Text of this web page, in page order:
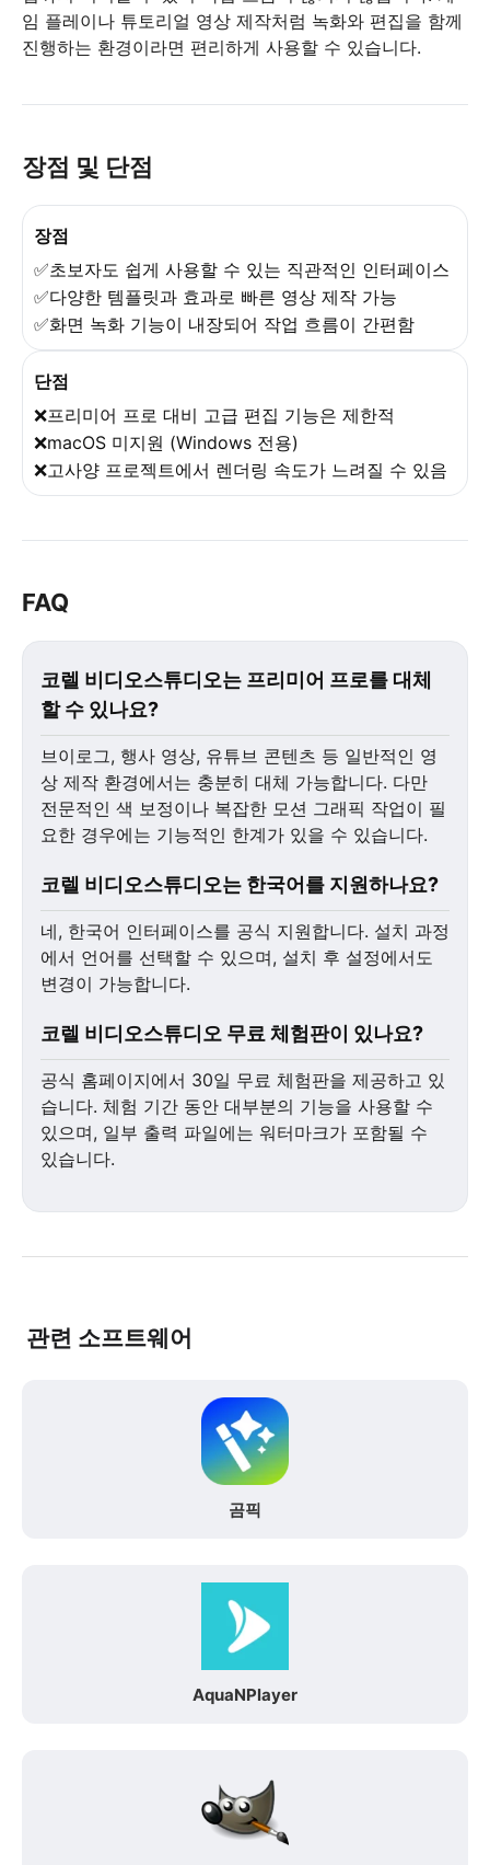
임 플레이나 튜토리얼 영상 제작처럼 녹화와 편집을 함께
진행하는 환경이라면 편리하게 사용할 수 있습니다.
장점 및 단점
장점
✅초보자도 쉽게 사용할 수 있는 직관적인 인터페이스
✅다양한 템플릿과 효과로 빠른 영상 제작 가능
✅화면 녹화 기능이 내장되어 작업 흐름이 간편함
단점
❌프리미어 프로 대비 고급 편집 기능은 제한적
❌macOS 미지원 (Windows 전용)
❌고사양 프로젝트에서 렌더링 속도가 느려질 수 있음
FAQ
코렐 비디오스튜디오는 프리미어 프로를 대체
할 수 있나요?
브이로그, 행사 영상, 유튜브 콘텐츠 등 일반적인 영
상 제작 환경에서는 충분히 대체 가능합니다. 다만
전문적인 색 보정이나 복잡한 모션 그래픽 작업이 필
요한 경우에는 기능적인 한계가 있을 수 있습니다.
코렐 비디오스튜디오는 한국어를 지원하나요?
네, 한국어 인터페이스를 공식 지원합니다. 설치 과정
에서 언어를 선택할 수 있으며, 설치 후 설정에서도
변경이 가능합니다.
코렐 비디오스튜디오 무료 체험판이 있나요?
공식 홈페이지에서 30일 무료 체험판을 제공하고 있
습니다. 체험 기간 동안 대부분의 기능을 사용할 수
있으며, 일부 출력 파일에는 워터마크가 포함될 수
있습니다.
관련 소프트웨어
곰픽
AquaNPlayer